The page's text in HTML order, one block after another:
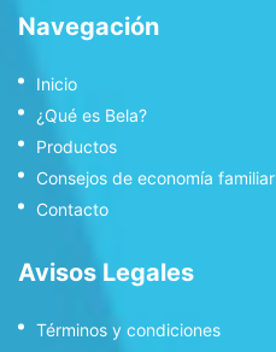
Navegación
Inicio
¿Qué es Bela?
Productos
Consejos de economía familiar
Contacto
Avisos Legales
Términos y condiciones